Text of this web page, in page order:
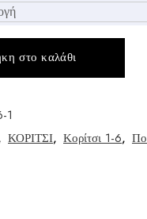
στο καλάθι
1
ΚΟΡΙΤΣΙ, Κορίτσι 1-6,